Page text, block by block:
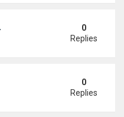
đi sự kiện
0
Replies
bị tịch thu quang gánh
0
Replies